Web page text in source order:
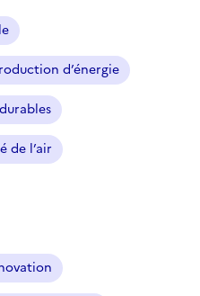
d’énergie
de l’air